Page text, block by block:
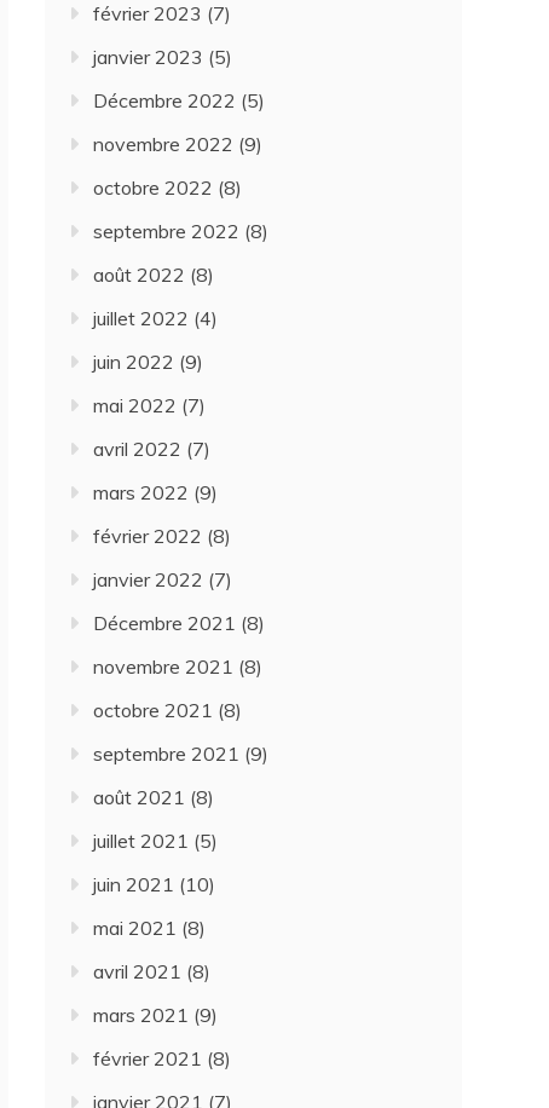
février 2023 (7)
janvier 2023 (5)
Décembre 2022 (5)
novembre 2022 (9)
octobre 2022 (8)
septembre 2022 (8)
août 2022 (8)
juillet 2022 (4)
juin 2022 (9)
mai 2022 (7)
avril 2022 (7)
mars 2022 (9)
février 2022 (8)
janvier 2022 (7)
Décembre 2021 (8)
novembre 2021 (8)
octobre 2021 (8)
septembre 2021 (9)
août 2021 (8)
juillet 2021 (5)
juin 2021 (10)
mai 2021 (8)
avril 2021 (8)
mars 2021 (9)
février 2021 (8)
janvier 2021 (7)